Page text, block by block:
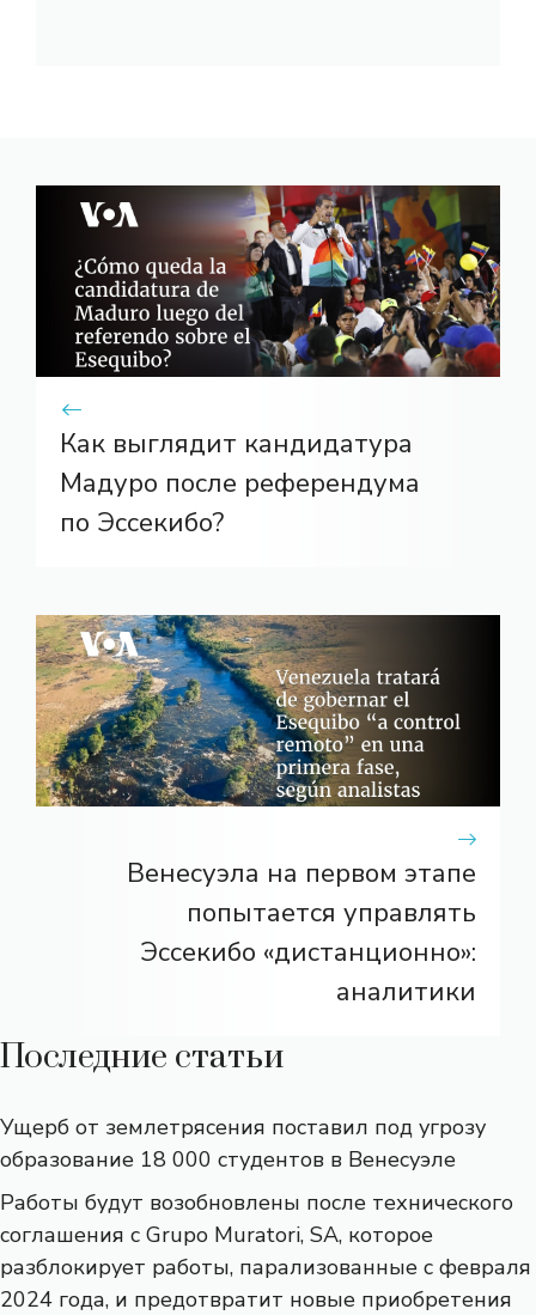
Как выглядит кандидатура
Мадуро после референдума
по Эссекибо?
Венесуэла на первом этапе
попытается управлять
Эссекибо «дистанционно»:
аналитики
Последние статьи
Ущерб от землетрясения поставил под угрозу
образование 18 000 студентов в Венесуэле
Работы будут возобновлены после технического
соглашения с Grupo Muratori, SA, которое
разблокирует работы, парализованные с февраля
2024 года, и предотвратит новые приобретения